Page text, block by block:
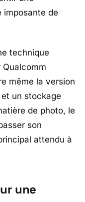
imposante de
technique
Qualcomm
même la version
et un stockage
de photo, le
son
attendu à
une